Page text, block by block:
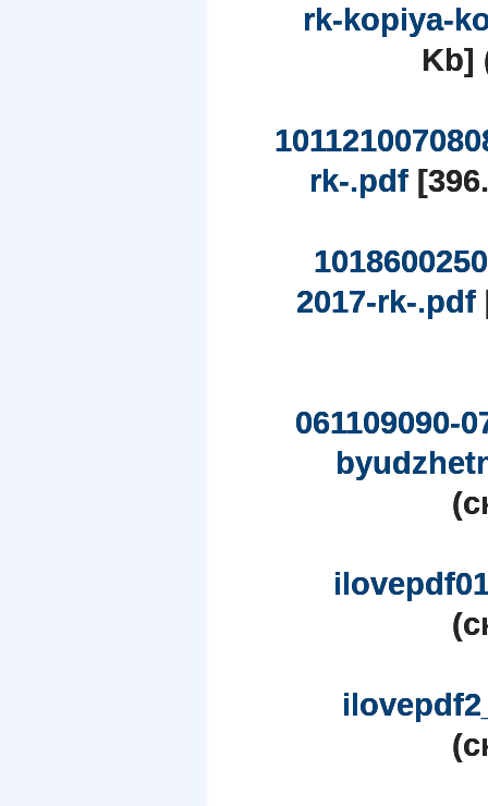
rk-kopiya-
Kb]
rk-.pdf
2017-rk-.pdf
061109090-